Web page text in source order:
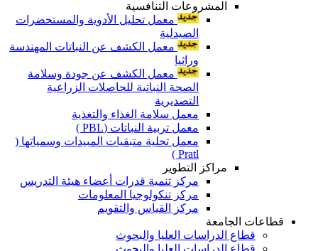
المشروعات التنافسية
معمل تحليل الأدوية والمستحضرات
الصيدلية
معمل الكشف عن النباتات المهندسة
وراثيا
معمل الكشف عن جودة وسلامة
الصحة النباتية للحاصلات الزراعية
التصديرية
معمل سلامة الغذاء والتغذية
معمل تربية النباتات (PBL )
معمل تحلية متبقيات المبيدات وسمياتها (
Pratl )
مراكز التطوير
مركز تنمية قدرات أعضاء هيئة التدريس
مركز تنكولوجيا المعلومات
مركز القياس والتقويم
قطاعات الجامعة
قطاع الدراسات العليا والبحوث
قطاع الدراسات العليا والبحوث